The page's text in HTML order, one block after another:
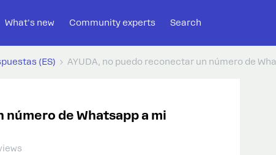
What's new Community experts Search
(ES) AYUDA, no puedo reconectar un número de
número de Whatsapp a mi